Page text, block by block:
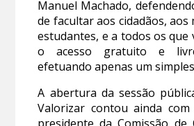
Manuel Machado,
de facultar aos cidadãos, aos
estudantes, e a todos os que
o acesso gratuito e
efetuando apenas um
A abertura da sessão
Valorizar contou ainda